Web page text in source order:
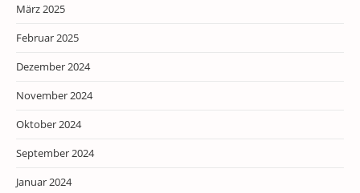
März 2025
Februar 2025
Dezember 2024
November 2024
Oktober 2024
September 2024
Januar 2024